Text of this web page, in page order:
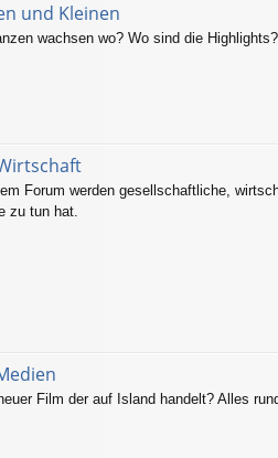
und Kleinen
wachsen wo? Wo sind die
Forum werden gesellschaftliche,
zu tun hat.
Film der auf Island handelt? Alles